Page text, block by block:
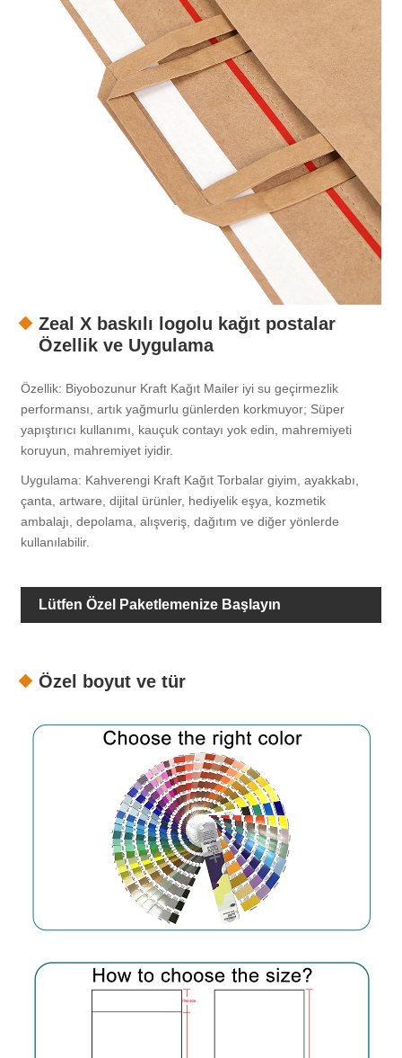
Zeal X baskılı logolu kağıt postalar
Özellik ve Uygulama
Özellik: Biyobozunur Kraft Kağıt Mailer iyi su geçirmezlik
performansı, artık yağmurlu günlerden korkmuyor; Süper
yapıştırıcı kullanımı, kauçuk contayı yok edin, mahremiyeti
koruyun, mahremiyet iyidir.
Uygulama: Kahverengi Kraft Kağıt Torbalar giyim, ayakkabı,
çanta, artware, dijital ürünler, hediyelik eşya, kozmetik
ambalajı, depolama, alışveriş, dağıtım ve diğer yönlerde
kullanılabilir.
Lütfen Özel Paketlemenize Başlayın
Özel boyut ve tür